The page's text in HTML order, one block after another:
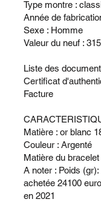
Type montre :
Année de
Sexe : Homme
Valeur du neuf :
Liste des
Certificat
Facture
Matière : or blanc
Couleur : Argenté
Matière du
A noter : Poids (gr):
achetée 24100
en 2021